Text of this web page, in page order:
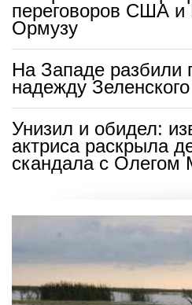
переговоров США и
Ормузу
На Западе разбили
надежду Зеленского
Унизил и обидел:
актриса раскрыла
скандала с